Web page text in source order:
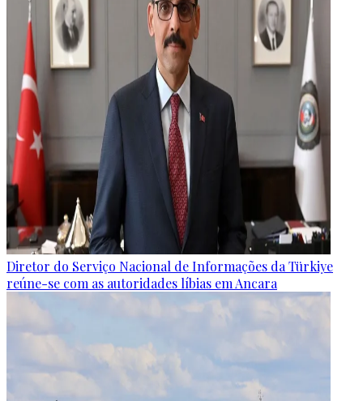
Diretor do Serviço Nacional de Informações da Türkiye
reúne-se com as autoridades líbias em Ancara